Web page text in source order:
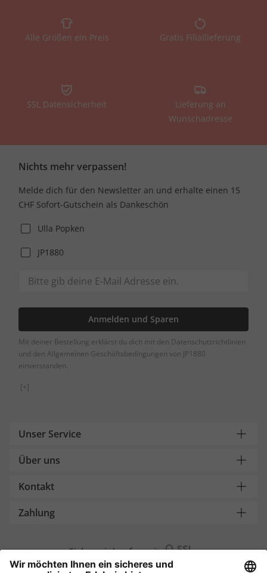
Alle Größen ein Preis Gratis Filiallieferung
SSL Datensicherheit
Lieferung an
Wunschadresse
Nichts mehr verpassen!
Melde dich für den Newsletter an und erhalte einen 15
CHF Sofort-Gutschein als Dankeschön
Ulla Popken
JP1880
Anmelden und Sparen
Mit deiner Bestellung erklärst du dich mit den Datenschutzrichtlinien
und den Allgemeinen Geschäftsbedingungen von JP1880
einverstanden.
[+]
Unser Service
Über uns
Kontakt
Zahlung
Sicher einkaufen mit